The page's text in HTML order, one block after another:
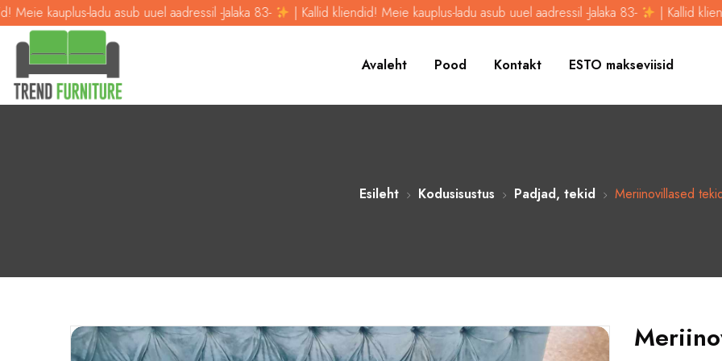
ladu asub uuel aadressil -Jalaka 83- | Kallid kliendid! Meie kauplus-ladu asub uuel aadressil -Jalaka 83- | Kallid kliendid! Meie
Avaleht Pood Kontakt ESTO makseviisid
Esileht Kodusisustus Padjad, tekid Meriinovillased